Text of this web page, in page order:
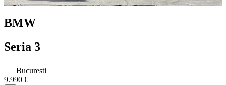
BMW
Seria 3
Bucuresti
9.990 €